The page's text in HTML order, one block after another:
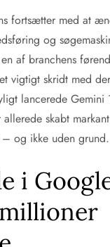
fortsætter med at
og
af branchens
vigtigt skridt med
lancerede Gemini
allerede skabt markant
og ikke uden grund.
i